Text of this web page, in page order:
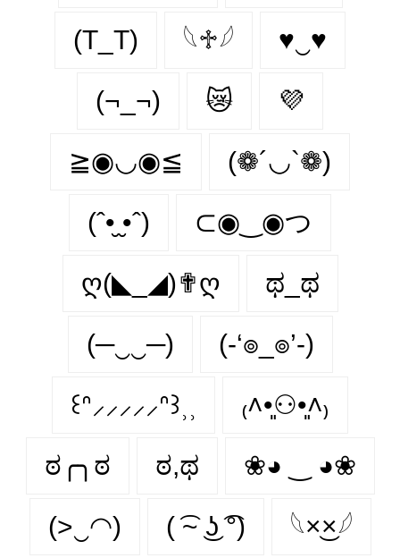
(T_T) 𓆩♱𓆪 ♥‿♥
(¬_¬) 😿 💜
≧◉◡◉≦ (❁´◡`❁)
(ˆ•̮ ̮•ˆ) ⊂◉‿◉つ
ღ(◣_◢)✟ღ ಥ_ಥ
(─‿‿─) (-‘๏_๏’-)
꒰ᐢ⸝⸝⸝⸝⸝ᐢ꒱⸒⸒ ₍˄•͈⚇•͈˄₎
ಠ╭╮ಠ ಠ,ಥ ❀◕ ‿ ◕❀
(>‿◠) ( ͡~ ͜ʖ ͡°) 𓆩×͜×𓆪